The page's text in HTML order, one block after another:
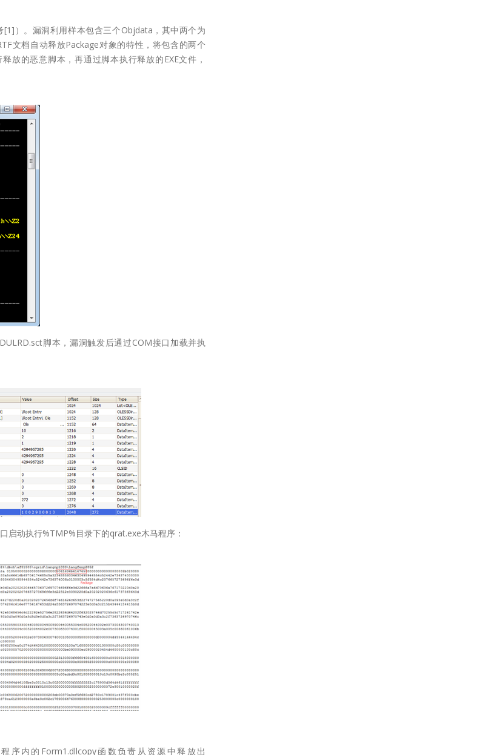
）。漏洞利用样本包含三个Objdata，其中两个为
文档自动释放Package对象的特性，将包含的两个
放的恶意脚本，再通过脚本执行释放的EXE文件，
脚本，漏洞触发后通过COM接口加载并执
启动执行%TMP%目录下的qrat.exe木马程序：
序内的Form1.dllcopy函数负责从资源中释放出